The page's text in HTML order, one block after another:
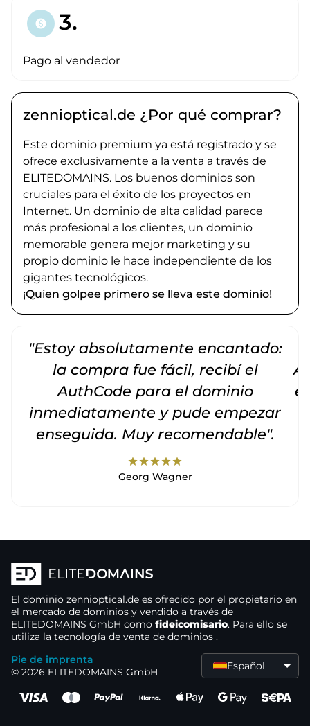
paid 3.
Pago al vendedor
zennioptical.de ¿Por qué comprar?
Este dominio premium ya está registrado y se
ofrece exclusivamente a la venta a través de
ELITEDOMAINS. Los buenos dominios son
cruciales para el éxito de los proyectos en
Internet. Un dominio de alta calidad parece
más profesional a los clientes, un dominio
memorable genera mejor marketing y su
propio dominio le hace independiente de los
gigantes tecnológicos.
¡Quien golpee primero se lleva este dominio!
"Estoy absolutamente encantado:
la compra fue fácil, recibí el
AuthCode para el dominio
inmediatamente y pude empezar
enseguida. Muy recomendable".
starstarstarstarstar
Georg Wagner
El dominio zennioptical.de es ofrecido por el propietario en
el mercado de dominios y vendido a través de
ELITEDOMAINS GmbH como fideicomisario. Para ello se
utiliza la tecnología de venta de dominios .
Pie de imprenta
© 2026 ELITEDOMAINS GmbH
Español